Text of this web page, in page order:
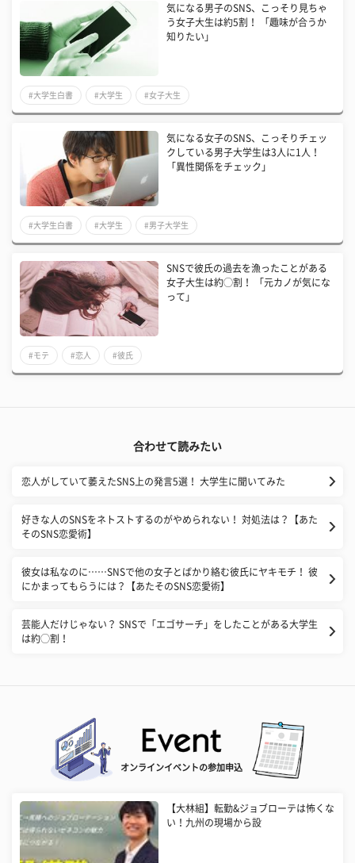
気になる男子のSNS、こっそり見ちゃ
う女子大生は約5割！ 「趣味が合うか
知りたい」
#大学生白書 #大学生 #女子大生
気になる女子のSNS、こっそりチェッ
クしている男子大学生は3人に1人！
「異性関係をチェック」
#大学生白書 #大学生 #男子大学生
SNSで彼氏の過去を漁ったことがある
女子大生は約◯割！ 「元カノが気にな
って」
#モテ #恋人 #彼氏
合わせて読みたい
恋人がしていて萎えたSNS上の発言5選！ 大学生に聞いてみた
好きな人のSNSをネトストするのがやめられない！ 対処法は？【あた
そのSNS恋愛術】
彼女は私なのに……SNSで他の女子とばかり絡む彼氏にヤキモチ！ 彼
にかまってもらうには？【あたそのSNS恋愛術】
芸能人だけじゃない？ SNSで「エゴサーチ」をしたことがある大学生
は約◯割！
オンラインイベントの参加申込
【大林組】転勤&ジョブローテは怖くな
い！九州の現場から設